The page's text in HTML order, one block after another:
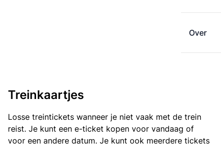
Over
Treinkaartjes
Losse treintickets wanneer je niet vaak met de trein
reist. Je kunt een e-ticket kopen voor vandaag of
voor een andere datum. Je kunt ook meerdere tickets